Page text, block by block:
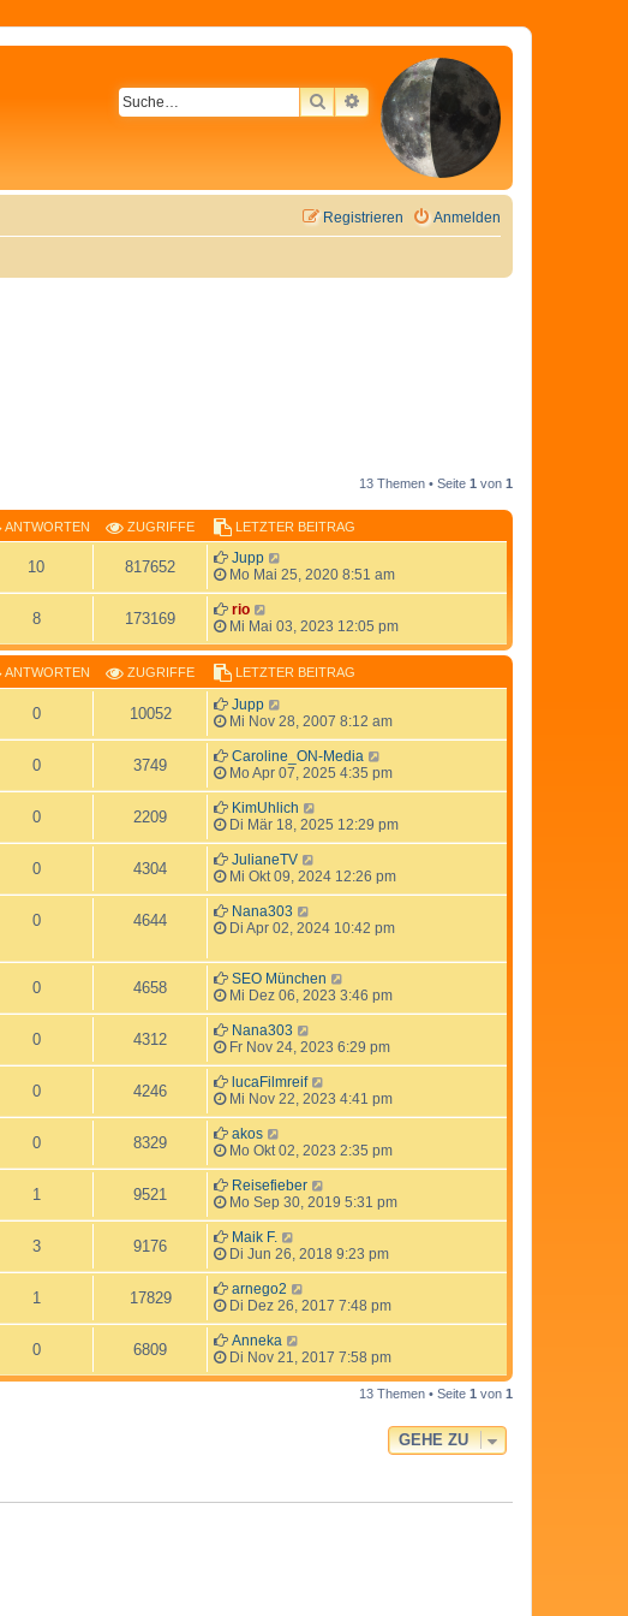
SUCHEERWEITERTE SUCHE
Anmelden
Registrieren
13 Themen • Seite 1 von 1
ANTWORTEN ZUGRIFFE LETZTER BEITRAG
10 817652
Jupp
Mo Mai 25, 2020 8:51 am
8 173169
rio
Mi Mai 03, 2023 12:05 pm
ANTWORTEN ZUGRIFFE LETZTER BEITRAG
0 10052
Jupp
Mi Nov 28, 2007 8:12 am
0 3749
Caroline_ON-Media
Mo Apr 07, 2025 4:35 pm
0 2209
KimUhlich
Di Mär 18, 2025 12:29 pm
0 4304
JulianeTV
Mi Okt 09, 2024 12:26 pm
0 4644
Nana303
Di Apr 02, 2024 10:42 pm
0 4658
SEO München
Mi Dez 06, 2023 3:46 pm
0 4312
Nana303
Fr Nov 24, 2023 6:29 pm
0 4246
lucaFilmreif
Mi Nov 22, 2023 4:41 pm
0 8329
akos
Mo Okt 02, 2023 2:35 pm
1 9521
Reisefieber
Mo Sep 30, 2019 5:31 pm
3 9176
Maik F.
Di Jun 26, 2018 9:23 pm
1 17829
arnego2
Di Dez 26, 2017 7:48 pm
0 6809
Anneka
Di Nov 21, 2017 7:58 pm
13 Themen • Seite 1 von 1
GEHE ZU